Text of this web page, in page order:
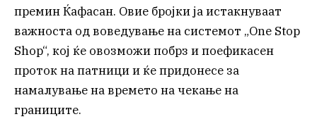
премин Ќафасан. Овие бројки ја истакнуваат
важноста од воведување на системот „One Stop
Shop“, кој ќе овозможи побрз и поефикасен
проток на патници и ќе придонесе за
намалување на времето на чекање на
границите.